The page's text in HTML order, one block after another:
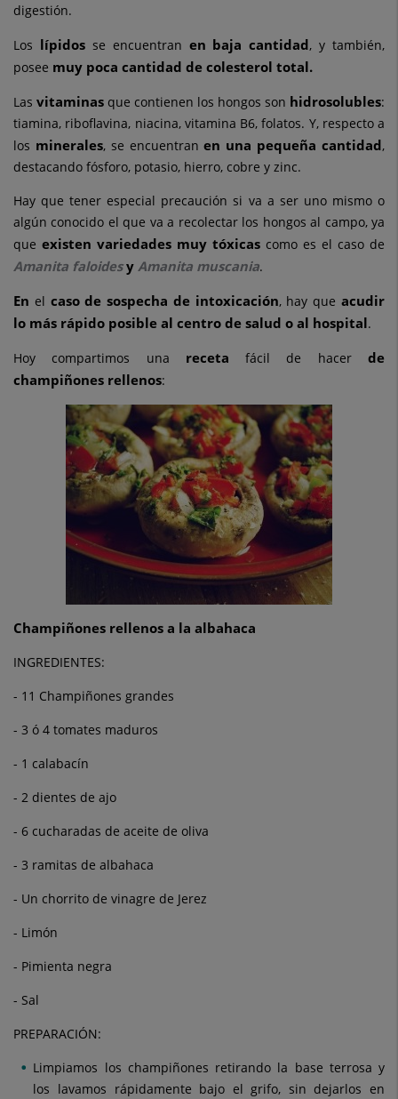
digestión.
Los lípidosse encuentran en baja cantidad, y también,
posee muy poca cantidad de colesterol total.
Las vitaminas que contienen los hongos son hidrosolubles:
tiamina, riboflavina, niacina, vitamina B6, folatos. Y, respecto a
los minerales, se encuentranen una pequeña cantidad,
destacando fósforo, potasio, hierro, cobre y zinc.
Hay que tener especial precaución si va a ser uno mismo o
algún conocido el que va a recolectar los hongos al campo, ya
que existen variedades muy tóxicas como es el caso de
Amanita faloidesy Amanita muscania.
En el caso de sospecha de intoxicación, hay queacudir
lo más rápido posible al centro de salud o al hospital.
Hoy compartimos una receta fácil de hacerde
champiñones rellenos:
Champiñones rellenos a la albahaca
INGREDIENTES:
- 11 Champiñones grandes
- 3 ó 4 tomates maduros
- 1 calabacín
- 2 dientes de ajo
- 6 cucharadas de aceite de oliva
- 3 ramitas de albahaca
- Un chorrito de vinagre de Jerez
- Limón
- Pimienta negra
- Sal
PREPARACIÓN:
Limpiamos los champiñones retirando la base terrosa y
los lavamos rápidamente bajo el grifo, sin dejarlos en